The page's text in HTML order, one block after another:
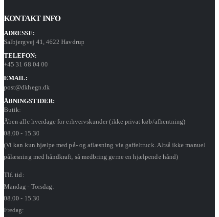
KONTAKT INFO
ADRESSE:
Salbjergvej 41, 4622 Havdrup
TELEFON:
+45 31 68 04 00
EMAIL:
post@dkhegn.dk
ÅBNINGSTIDER:
Butik:
Åben alle hverdage for erhvervskunder (ikke privat køb/afhentning)
08.00 - 15.30
(Vi kan kun hjælpe med på- og aflæsning via gaffeltruck. Altså ikke manuel
pålæsning med håndkraft, så medbring gerne en hjælpende hånd)
Tlf. tid:
Mandag - Torsdag:
08.00 - 15.30
Fredag: